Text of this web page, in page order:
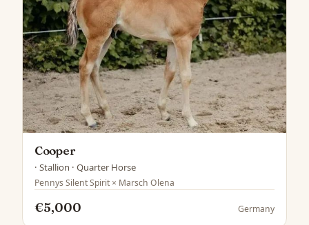
Cooper
· Stallion · Quarter Horse
Pennys Silent Spirit × Marsch Olena
€5,000 Germany